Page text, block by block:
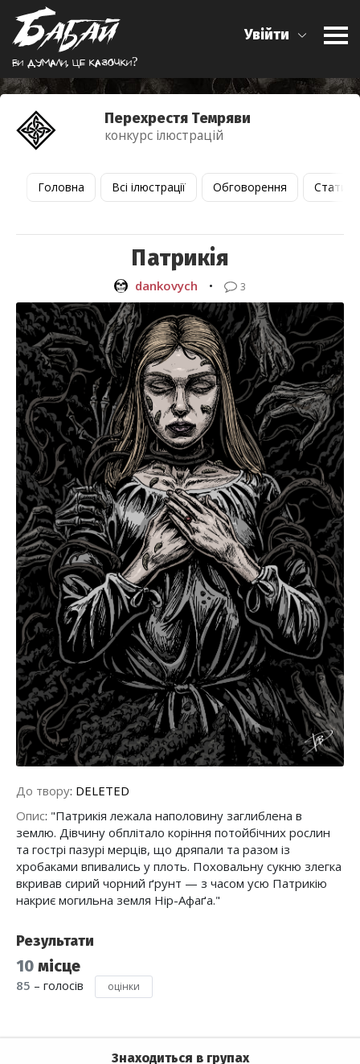
Ви думали, це казочки?
Увійти
Перехрестя Темряви
конкурс ілюстрацій
Головна Всі ілюстрації Обговорення
Патрикія
dankovych • 3
До твору: DELETED
Опис: "Патрикія лежала наполовину заглиблена в
землю. Дівчину обплітало коріння потойбічних рослин
та гострі пазурі мерців, що дряпали та разом із
хробаками впивались у плоть. Поховальну сукню злегка
вкривав сирий чорний ґрунт — з часом усю Патрикію
накриє могильна земля Нір-Афаґа."
Результати
10 місце
85 – голосів оцінки
Знаходиться в групах